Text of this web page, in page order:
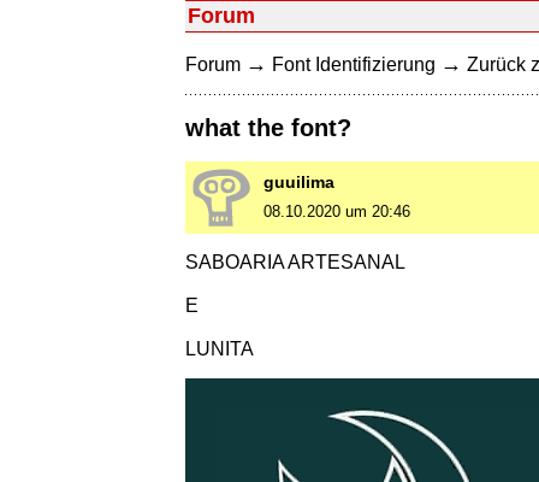
Forum
Forum → Font Identifizierung → Zurück
what the font?
guuilima
08.10.2020 um 20:46
SABOARIA ARTESANAL
E
LUNITA